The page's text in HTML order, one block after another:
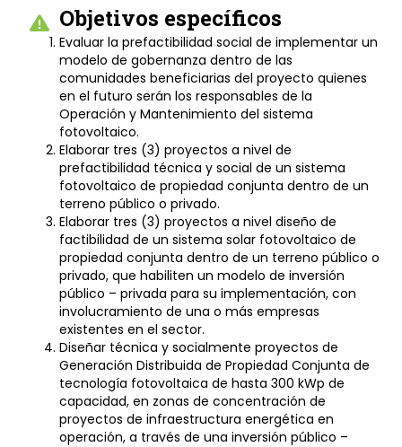
Objetivos específicos
Evaluar la prefactibilidad social de implementar un
modelo de gobernanza dentro de las
comunidades beneficiarias del proyecto quienes
en el futuro serán los responsables de la
Operación y Mantenimiento del sistema
fotovoltaico.
Elaborar tres (3) proyectos a nivel de
prefactibilidad técnica y social de un sistema
fotovoltaico de propiedad conjunta dentro de un
terreno público o privado.
Elaborar tres (3) proyectos a nivel diseño de
factibilidad de un sistema solar fotovoltaico de
propiedad conjunta dentro de un terreno público o
privado, que habiliten un modelo de inversión
público – privada para su implementación, con
involucramiento de una o más empresas
existentes en el sector.
Diseñar técnica y socialmente proyectos de
Generación Distribuida de Propiedad Conjunta de
tecnología fotovoltaica de hasta 300 kWp de
capacidad, en zonas de concentración de
proyectos de infraestructura energética en
operación, a través de una inversión público –